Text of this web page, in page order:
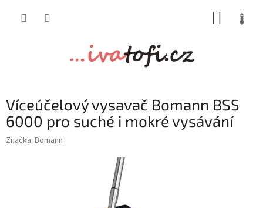
Víceúčelový vysavač Bomann BSS
6000 pro suché i mokré vysávání
Značka: Bomann